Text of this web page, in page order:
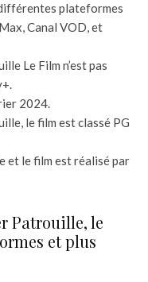
plateformes
Canal VOD, et
Le Film n’est pas
2024.
le film est classé PG
et le film est réalisé par
Patrouille, le
et plus